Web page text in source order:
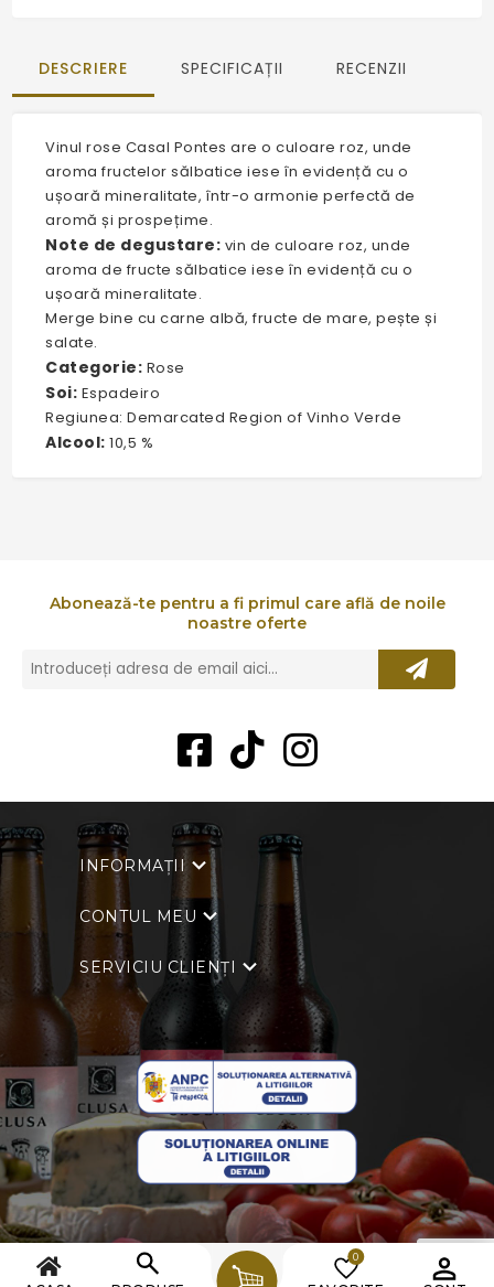
0
DESCRIERE SPECIFICAȚII RECENZII
Vinul rose Casal Pontes are o culoare roz, unde
aroma fructelor sălbatice iese în evidență cu o
ușoară mineralitate, într-o armonie perfectă de
aromă și prospețime.
Note de degustare: vin de culoare roz, unde
aroma de fructe sălbatice iese în evidență cu o
ușoară mineralitate.
Merge bine cu carne albă, fructe de mare, pește și
salate.
Categorie: Rose
Soi: Espadeiro
Regiunea: Demarcated Region of Vinho Verde
Alcool: 10,5 %
Abonează-te pentru a fi primul care află de noile
noastre oferte
INFORMAȚII
CONTUL MEU
SERVICIU CLIENȚI
Copyright © 2026 Clusa. Toate drepturile rezervate.